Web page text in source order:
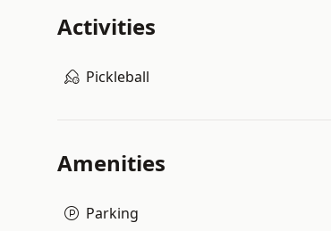
Activities
Pickleball
Amenities
Parking